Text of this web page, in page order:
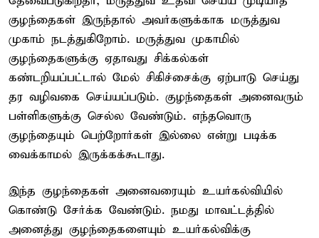
குழந்தைகள் இருந்தால் அவர்களுக்காக மருத்துவ
முகாம் நடத்துகிறோம். மருத்துவ முகாமில்
குழந்தைகளுக்கு ஏதாவது சிக்கல்கள்
கண்டறியப்பட்டால் மேல் சிகிச்சைக்கு ஏற்பாடு செய்து
தர வழிவகை செய்யப்படும். குழந்தைகள் அனைவரும்
பள்ளிகளுக்கு செல்ல வேண்டும். எந்தவொரு
குழந்தையும் பெற்றோர்கள் இல்லை என்று படிக்க
வைக்காமல் இருக்கக்கூடாது.
இந்த குழந்தைகள் அனைவரையும் உயர்கல்வியில்
கொண்டு சேர்க்க வேண்டும். நமது மாவட்டத்தில்
அனைத்து குழந்தைகளையும் உயர்கல்விக்கு